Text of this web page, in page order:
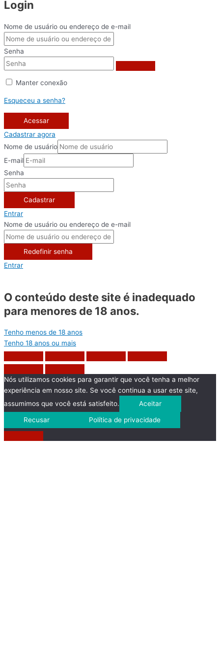
Login
Nome de usuário ou endereço de e-mail
Senha
Manter conexão
Esqueceu a senha?
Acessar
Cadastrar agora
Nome de usuário
E-mail
Senha
Cadastrar
Entrar
Nome de usuário ou endereço de e-mail
Redefinir senha
Entrar
O conteúdo deste site é inadequado
para menores de 18 anos.
Tenho menos de 18 anos
Tenho 18 anos ou mais
Nós utilizamos cookies para garantir que você tenha a melhor
experiência em nosso site. Se você continua a usar este site,
assumimos que você está satisfeito.
Aceitar
Recusar Política de privacidade